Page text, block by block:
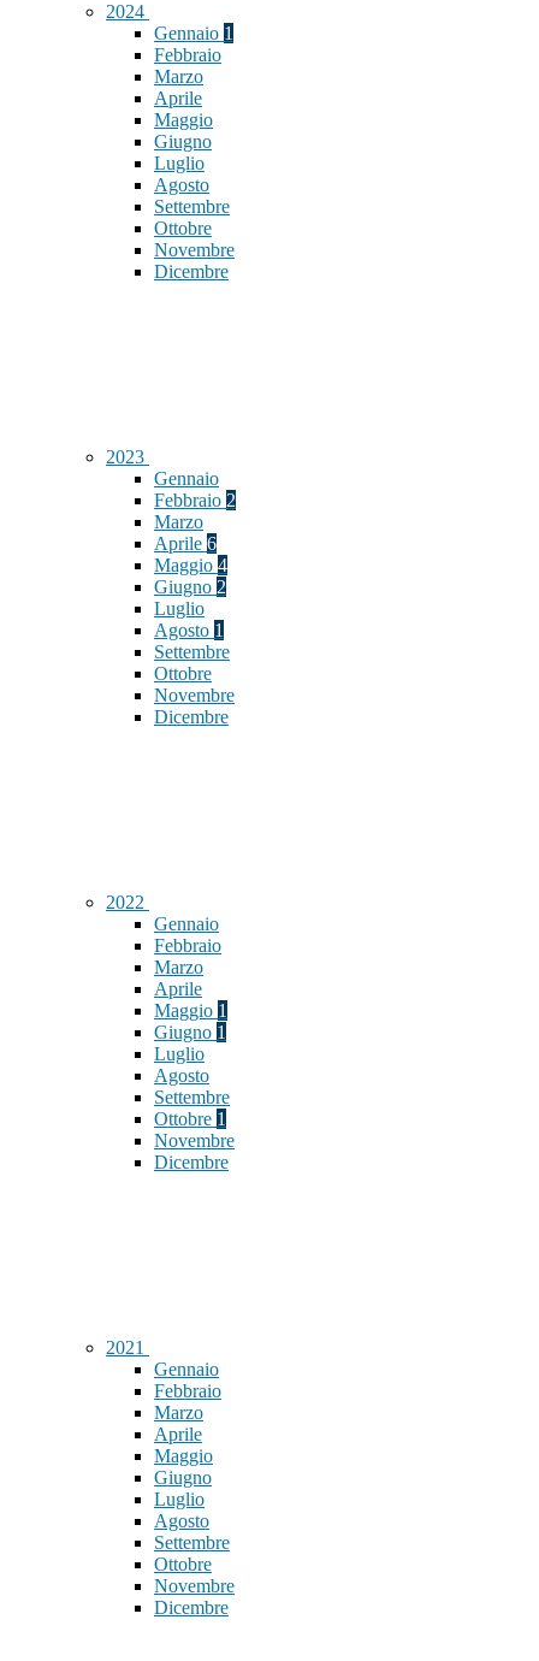
2024
Gennaio 1
Febbraio
Marzo
Aprile
Maggio
Giugno
Luglio
Agosto
Settembre
Ottobre
Novembre
Dicembre
2023
Gennaio
Febbraio 2
Marzo
Aprile 6
Maggio 4
Giugno 2
Luglio
Agosto 1
Settembre
Ottobre
Novembre
Dicembre
2022
Gennaio
Febbraio
Marzo
Aprile
Maggio 1
Giugno 1
Luglio
Agosto
Settembre
Ottobre 1
Novembre
Dicembre
2021
Gennaio
Febbraio
Marzo
Aprile
Maggio
Giugno
Luglio
Agosto
Settembre
Ottobre
Novembre
Dicembre